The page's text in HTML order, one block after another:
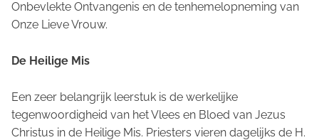
Onbevlekte Ontvangenis en de tenhemelopneming van
Onze Lieve Vrouw.
De Heilige Mis
Een zeer belangrijk leerstuk is de werkelijke
tegenwoordigheid van het Vlees en Bloed van Jezus
Christus in de Heilige Mis. Priesters vieren dagelijks de H.